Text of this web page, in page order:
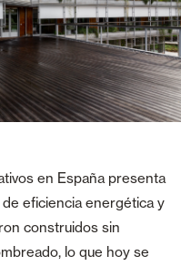
en España presenta
eficiencia energética y
construidos sin
lo que hoy se